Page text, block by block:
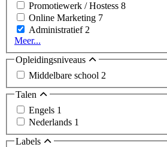
Promotiewerk / Hostess 8
Online Marketing 7
Administratief2
Meer...
Opleidingsniveaus
Middelbare school 2
Talen
Engels 1
Nederlands 1
Labels